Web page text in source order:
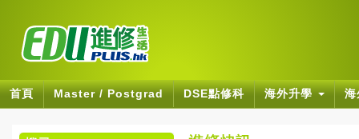
首頁 Master / Postgrad DSE點修科 海外升學